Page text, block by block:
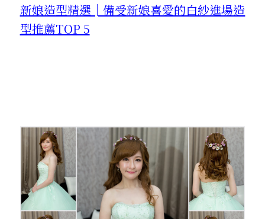
新娘造型精選│備受新娘喜愛的白紗進場造
型推薦TOP 5